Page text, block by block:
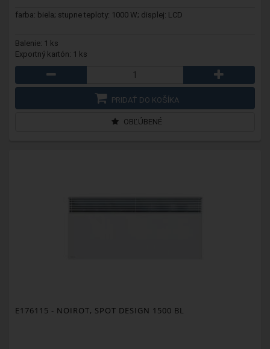
farba: biela; stupne teploty: 1000 W; displej: LCD
Balenie: 1 ks
Exportný kartón: 1 ks
PRIDAŤ DO KOŠÍKA
OBĽÚBENÉ
E176115 - NOIROT, SPOT DESIGN 1500 BL